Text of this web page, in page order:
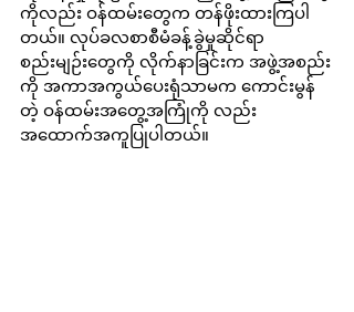
ကိုလည်း ဝန်ထမ်းတွေက တန်ဖိုးထားကြပါ
တယ်။ လုပ်ခလစာစီမံခန့်ခွဲမှုဆိုင်ရာ
စည်းမျဉ်းတွေကို လိုက်နာခြင်းက အဖွဲ့အစည်း
ကို အကာအကွယ်ပေးရုံသာမက ကောင်းမွန်
တဲ့ ဝန်ထမ်းအတွေ့အကြုံကို လည်း
အထောက်အကူပြုပါတယ်။